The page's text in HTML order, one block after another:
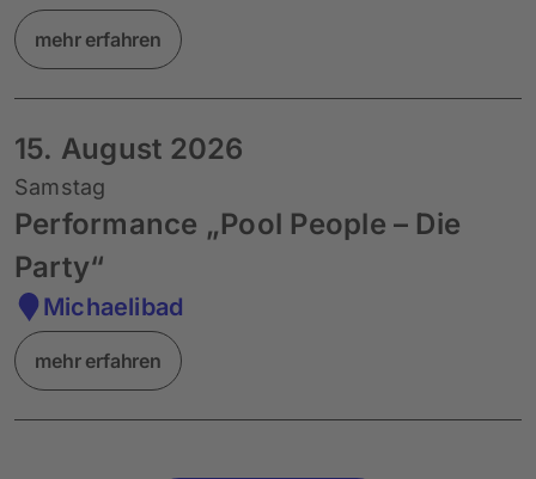
mehr erfahren
15. August 2026
Samstag
Performance „Pool People – Die
Party“
Michaelibad
mehr erfahren